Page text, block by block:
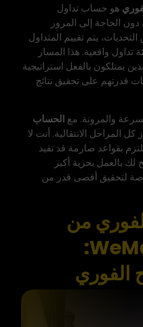
هو حساب تداول
الحاجة إلى المرور
يتم تقييم المتداول
تداول واقعية. هذا المسار
يمتلكون بالفعل استراتيجية
قدرتهم على تحقيق نتائج
والمرونة. مع الحساب
كل المراحل الانتقالية. أنت لا
بقواعد صارمة قد تقيد
بالعمل بحرية أكبر
لتحقيق أقصى قدر من
من
:
الفوري